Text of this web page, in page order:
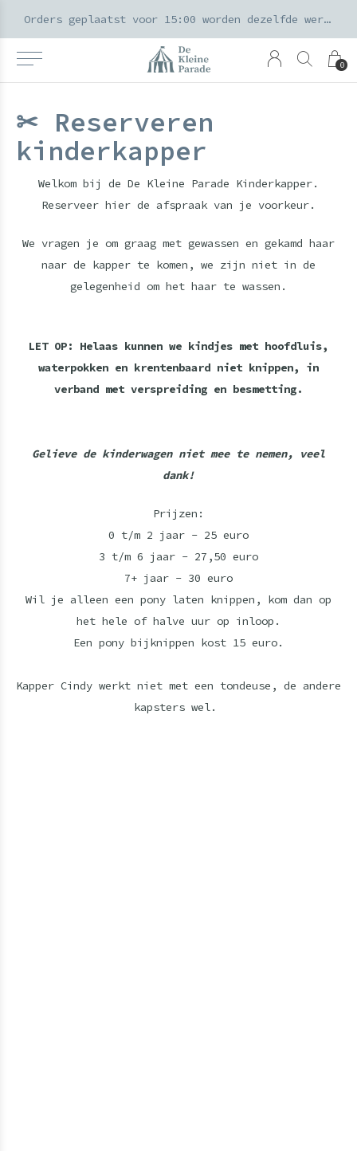
0
Orders geplaatst voor 15:00 worden dezelfde werkdag verzonden
✂ Reserveren
kinderkapper
Welkom bij de De Kleine Parade Kinderkapper.
Reserveer hier de afspraak van je voorkeur.
We vragen je om graag met gewassen en gekamd haar
naar de kapper te komen, we zijn niet in de
gelegenheid om het haar te wassen.
LET OP: Helaas kunnen we kindjes met hoofdluis,
waterpokken en krentenbaard niet knippen, in
verband met verspreiding en besmetting.
Gelieve de kinderwagen niet mee te nemen, veel
dank!
Prijzen:
0 t/m 2 jaar - 25 euro
3 t/m 6 jaar - 27,50 euro
7+ jaar - 30 euro
Wil je alleen een pony laten knippen, kom dan op
het hele of halve uur op inloop.
Een pony bijknippen kost 15 euro.
Kapper Cindy werkt niet met een tondeuse, de andere
kapsters wel.